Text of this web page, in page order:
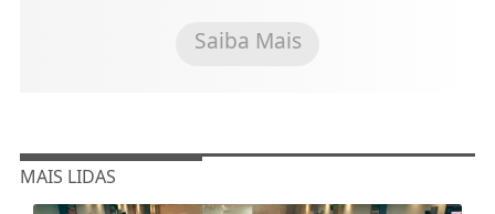
Saiba Mais
MAIS LIDAS